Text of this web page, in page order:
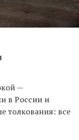
—
в России и
толкования: все